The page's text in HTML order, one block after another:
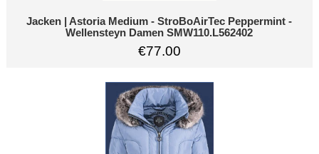
Jacken | Astoria Medium - StroBoAirTec Peppermint -
Wellensteyn Damen SMW110.L562402
€77.00